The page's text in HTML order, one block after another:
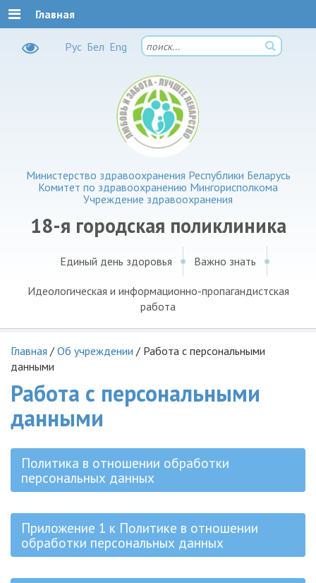
Рус Бел Eng
Министерство здравоохранения Республики Беларусь
Комитет по здравоохранению Мингорисполкома
Учреждение здравоохранения
18-я городская поликлиника
Главная
Единый день здоровья Важно знать
Идеологическая и информационно-пропагандистская
работа
Главная / Об учреждении / Работа с персональными
данными
Работа с персональными
данными
Политика в отношении обработки
персональных данных
Приложение 1 к Политике в отношении
обработки персональных данных